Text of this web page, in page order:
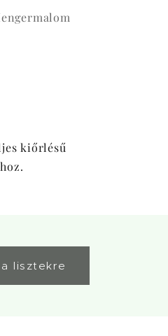
kiőrlésű
lisztekre